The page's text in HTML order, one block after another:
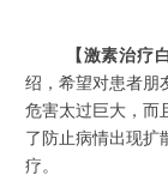
【激素治疗
绍，希望对患者朋
危害太过巨大，而
了防止病情出现扩
疗。